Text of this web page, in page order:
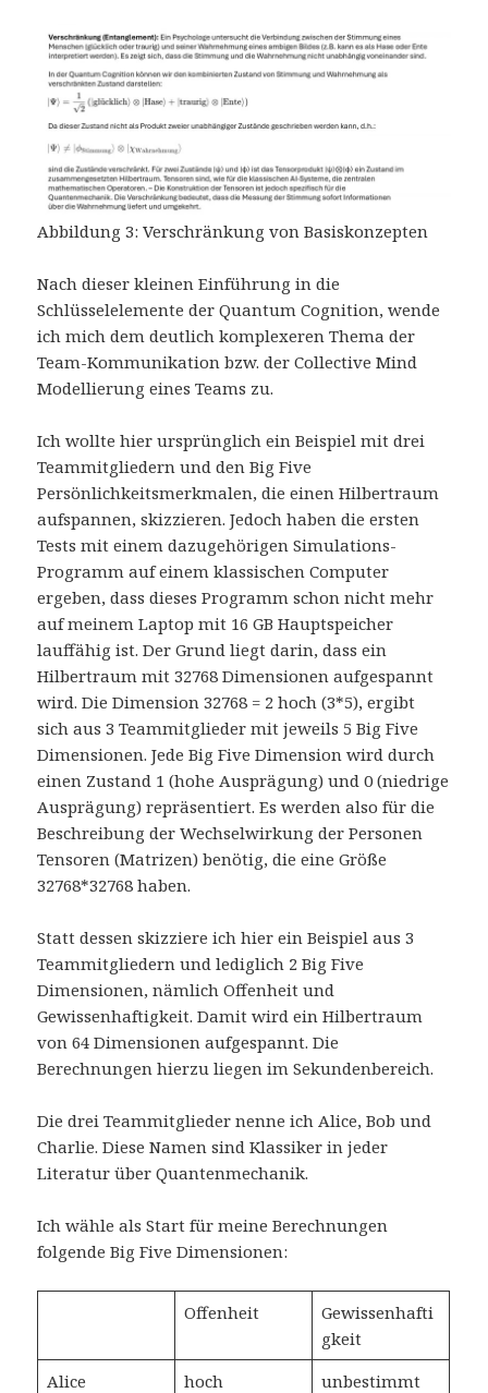
Abbildung 3: Verschränkung von Basiskonzepten
Nach dieser kleinen Einführung in die
Schlüsselelemente der Quantum Cognition, wende
ich mich dem deutlich komplexeren Thema der
Team-Kommunikation bzw. der Collective Mind
Modellierung eines Teams zu.
Ich wollte hier ursprünglich ein Beispiel mit drei
Teammitgliedern und den Big Five
Persönlichkeitsmerkmalen, die einen Hilbertraum
aufspannen, skizzieren. Jedoch haben die ersten
Tests mit einem dazugehörigen Simulations-
Programm auf einem klassischen Computer
ergeben, dass dieses Programm schon nicht mehr
auf meinem Laptop mit 16 GB Hauptspeicher
lauffähig ist. Der Grund liegt darin, dass ein
Hilbertraum mit 32768 Dimensionen aufgespannt
wird. Die Dimension 32768 = 2 hoch (3*5), ergibt
sich aus 3 Teammitglieder mit jeweils 5 Big Five
Dimensionen. Jede Big Five Dimension wird durch
einen Zustand 1 (hohe Ausprägung) und 0 (niedrige
Ausprägung) repräsentiert. Es werden also für die
Beschreibung der Wechselwirkung der Personen
Tensoren (Matrizen) benötig, die eine Größe
32768*32768 haben.
Statt dessen skizziere ich hier ein Beispiel aus 3
Teammitgliedern und lediglich 2 Big Five
Dimensionen, nämlich Offenheit und
Gewissenhaftigkeit. Damit wird ein Hilbertraum
von 64 Dimensionen aufgespannt. Die
Berechnungen hierzu liegen im Sekundenbereich.
Die drei Teammitglieder nenne ich Alice, Bob und
Charlie. Diese Namen sind Klassiker in jeder
Literatur über Quantenmechanik.
Ich wähle als Start für meine Berechnungen
folgende Big Five Dimensionen:
Offenheit
Gewissenhafti
gkeit
Alice
hoch
unbestimmt